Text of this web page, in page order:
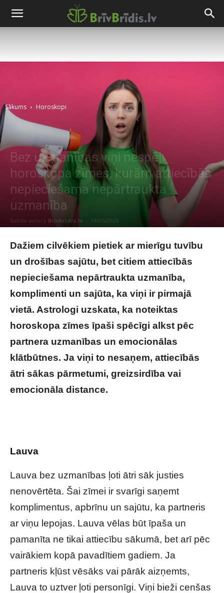
Sākums Horoskopi
Bez uzmanības viņi nespēj:
horoskopa zīmes, kurām attiecībās
nepieciešama nepārtraukta
uzmanība
Raksta autors Brivbridis.lv - 14/05/2026
Dažiem cilvēkiem pietiek ar mierīgu tuvību
un drošības sajūtu, bet citiem attiecībās
nepieciešama nepārtraukta uzmanība,
komplimenti un sajūta, ka viņi ir pirmajā
vietā. Astrologi uzskata, ka noteiktas
horoskopa zīmes īpaši spēcīgi alkst pēc
partnera uzmanības un emocionālas
klātbūtnes. Ja viņi to nesaņem, attiecībās
ātri sākas pārmetumi, greizsirdība vai
emocionāla distance.
Lauva
Lauva bez uzmanības ļoti ātri sāk justies
nenovērtēta. Šai zīmei ir svarīgi saņemt
komplimentus, apbrīnu un sajūtu, ka partneris
ar viņu lepojas. Lauva vēlas būt īpaša un
pamanīta ne tikai attiecību sākumā, bet arī pēc
vairākiem kopā pavadītiem gadiem. Ja
partneris kļūst vēsāks vai pārāk aizņemts,
Lauva to uztver ļoti personīgi. Viņi bieži cenšas